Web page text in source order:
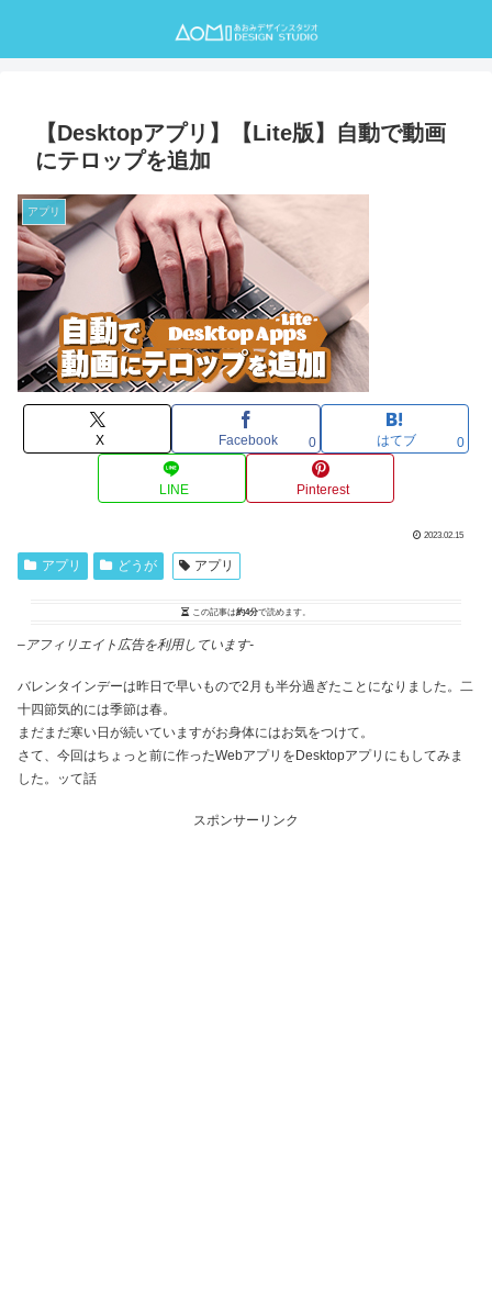
【Desktopアプリ】【Lite版】自動で動画
にテロップを追加
アプリ
X Facebook 0 はてブ 0
LINE Pinterest
2023.02.15
アプリ どうが アプリ
この記事は約4分で読めます。
– アフィリエイト広告を利用しています-
バレンタインデーは昨日で早いもので2月も半分過ぎたことになりました。二
十四節気的には季節は春。
まだまだ寒い日が続いていますがお身体にはお気をつけて。
さて、今回はちょっと前に作ったWebアプリをDesktopアプリにもしてみま
した。ッて話
スポンサーリンク